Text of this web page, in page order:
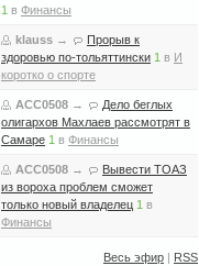
1 в Финансы
klauss →
Прорыв к
здоровью по-тольяттински 1 в И
коротко о спорте
ACC0508 →
Дело беглых
олигархов Махлаев рассмотрят в
Самаре 1 в Финансы
ACC0508 →
Вывести ТОАЗ
из вороха проблем сможет
только новый владелец 1 в
Финансы
Весь эфир | RSS